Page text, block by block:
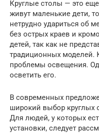
Круглые столы — это
живут маленькие дети,
нетрудно удариться об
без острых краев и
детей, так как не
традиционных моделей.
проблемы освещения.
осветить его.
В современных
широкий выбор круглых
Для людей, у которых
установки, следует